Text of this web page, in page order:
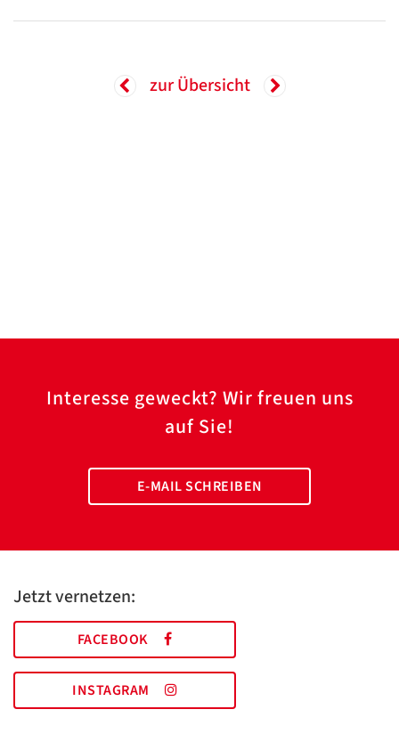
zur Übersicht
Interesse geweckt? Wir freuen uns
auf Sie!
E-MAIL SCHREIBEN
Jetzt vernetzen:
FACEBOOK
INSTAGRAM